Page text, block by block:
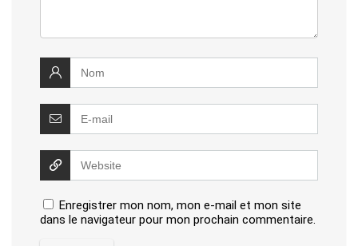
Enregistrer mon nom, mon e-mail et mon site
dans le navigateur pour mon prochain commentaire.